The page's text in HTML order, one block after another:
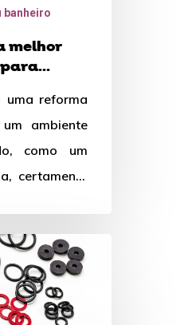
banheiro
melhor
uma reforma
ambiente
como um
certamente